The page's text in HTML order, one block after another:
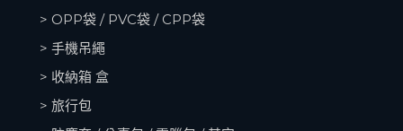
> OPP袋 / PVC袋 / CPP袋
> 手機吊繩
> 收納箱 盒
> 旅行包